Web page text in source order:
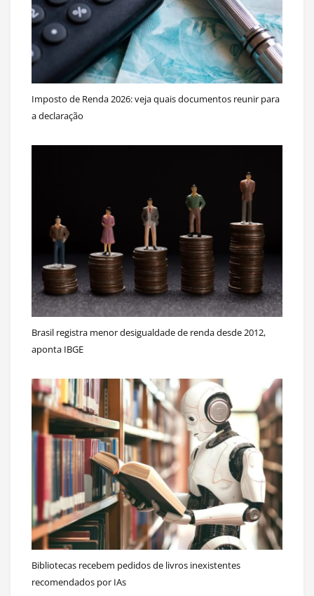
Imposto de Renda 2026: veja quais documentos reunir para
a declaração
Brasil registra menor desigualdade de renda desde 2012,
aponta IBGE
Bibliotecas recebem pedidos de livros inexistentes
recomendados por IAs